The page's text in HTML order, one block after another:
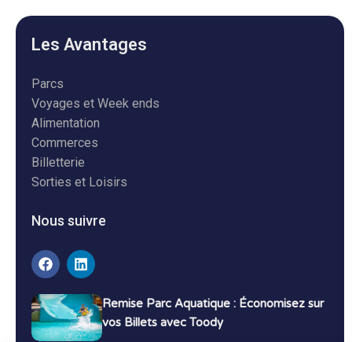
Les Avantages
Parcs
Voyages et Week ends
Alimentation
Commerces
Billetterie
Sorties et Loisirs
Nous suivre
Remise Parc Aquatique : Économisez sur
vos Billets avec Toody